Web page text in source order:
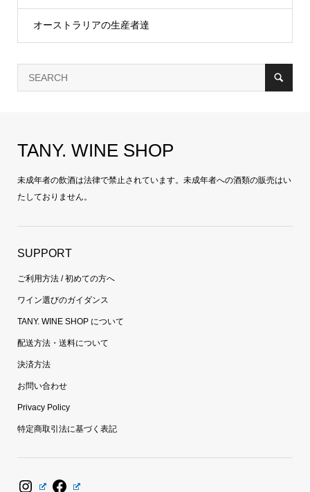
オーストラリアの生産者達
TANY. WINE SHOP
未成年者の飲酒は法律で禁止されています。未成年者への酒類の販売はい
たしておりません。
SUPPORT
ご利用方法 / 初めての方へ
ワイン選びのガイダンス
TANY. WINE SHOP について
配送方法・送料について
決済方法
お問い合わせ
Privacy Policy
特定商取引法に基づく表記